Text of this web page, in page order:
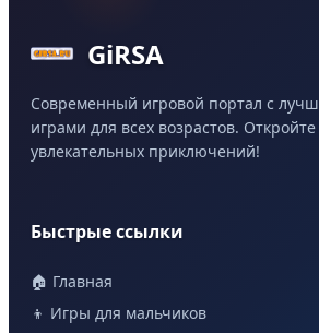
GiRSA
Современный игровой портал с
играми для всех возрастов.
увлекательных приключений!
Быстрые ссылки
🏠 Главная
👦 Игры для мальчиков